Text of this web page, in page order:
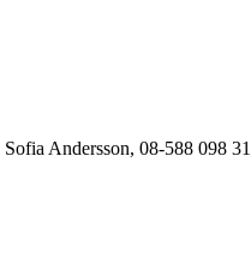
Sofia Andersson, 08-588 098 31